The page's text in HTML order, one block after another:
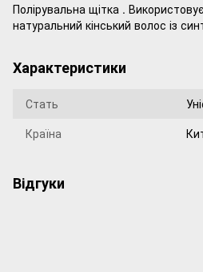
Полірувальна щітка .
натуральний кінський волос із
Характеристики
Стать
Країна
Відгуки